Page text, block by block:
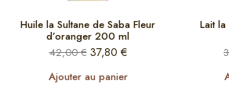
Huile la Sultane de Saba Fleur
d’oranger 200 ml
42,00€ 37,80 €
Ajouter au panier
Lait